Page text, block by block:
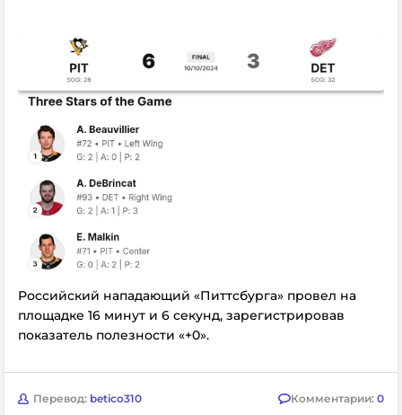
Российский нападающий «Питтсбурга» провел на
площадке 16 минут и 6 секунд, зарегистрировав
показатель полезности «+0».
Перевод: betico310 Комментарии: 0